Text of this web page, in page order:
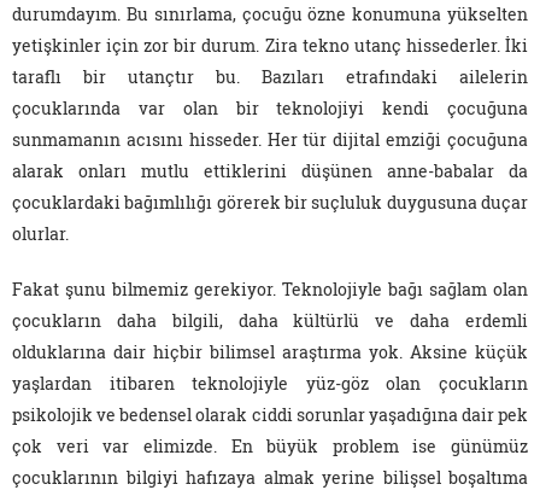
durumdayım. Bu sınırlama, çocuğu özne konumuna yükselten
yetişkinler için zor bir durum. Zira tekno utanç hissederler. İki
taraflı bir utançtır bu. Bazıları etrafındaki ailelerin
çocuklarında var olan bir teknolojiyi kendi çocuğuna
sunmamanın acısını hisseder. Her tür dijital emziği çocuğuna
alarak onları mutlu ettiklerini düşünen anne-babalar da
çocuklardaki bağımlılığı görerek bir suçluluk duygusuna duçar
olurlar.
Fakat şunu bilmemiz gerekiyor. Teknolojiyle bağı sağlam olan
çocukların daha bilgili, daha kültürlü ve daha erdemli
olduklarına dair hiçbir bilimsel araştırma yok. Aksine küçük
yaşlardan itibaren teknolojiyle yüz-göz olan çocukların
psikolojik ve bedensel olarak ciddi sorunlar yaşadığına dair pek
çok veri var elimizde. En büyük problem ise günümüz
çocuklarının bilgiyi hafızaya almak yerine bilişsel boşaltıma